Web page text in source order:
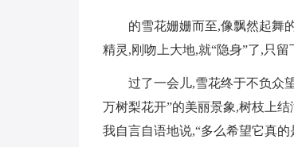
的雪花姗姗而至,像飘然起舞
精灵,刚吻上大地,就“隐身”了,只留
过了一会儿,雪花终于不负众
万树梨花开”的美丽景象,树枝上
我自言自语地说,“多么希望它真